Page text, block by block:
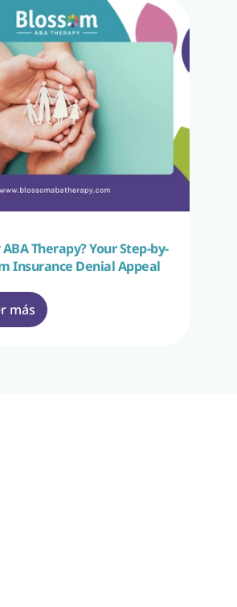
Therapy? Your Step-by-
Insurance Denial Appeal
más